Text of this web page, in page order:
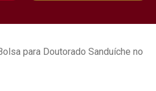
Bolsa para
para Doutorado Sanduíche no